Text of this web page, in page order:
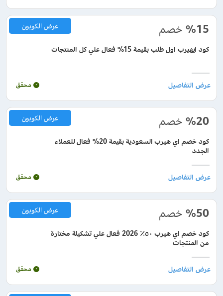
%15 خصم
كود ايهيرب اول طلب بقيمة 15% فعال علي كل المنتجات
عرض الكوبون
محقق
%20 خصم
كود خصم اي هيرب السعودية بقيمة 20% فعال للعملاء
الجدد
عرض الكوبون
محقق
%50 خصم
كود خصم اي هيرب ٥٠٪ 2026 فعال علي تشكيلة مختارة
من المنتجات
عرض الكوبون
محقق